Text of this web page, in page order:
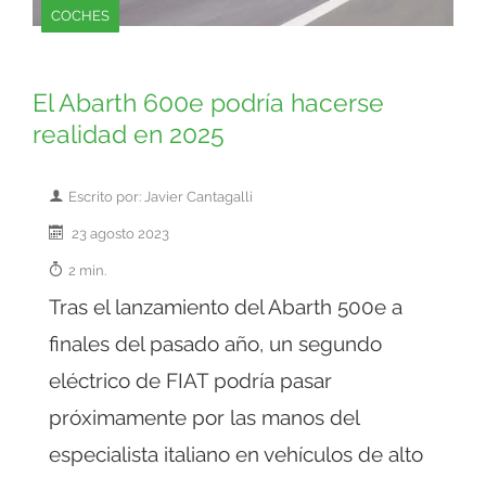
COCHES
El Abarth 600e podría hacerse
realidad en 2025
Escrito por: Javier Cantagalli
23 agosto 2023
2 min.
Tras el lanzamiento del Abarth 500e a
finales del pasado año, un segundo
eléctrico de FIAT podría pasar
próximamente por las manos del
especialista italiano en vehículos de alto